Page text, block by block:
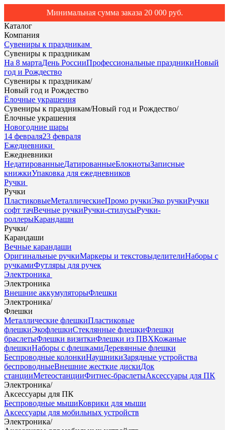
Минимальная сумма заказа 20 000 руб.
Каталог
Компания
Сувениры к праздникам
Сувениры к праздникам
На 8 мартаДень РоссииПрофессиональные праздникиНовый
год и Рождество
Сувениры к праздникам/
Новый год и Рождество
Ёлочные украшения
Сувениры к праздникам/Новый год и Рождество/
Ёлочные украшения
Новогодние шары
14 февраля23 февраля
Ежедневники
Ежедневники
НедатированныеДатированныеБлокнотыЗаписные
книжкиУпаковка для ежедневников
Ручки
Ручки
ПластиковыеМеталлическиеПромо ручкиЭко ручкиРучки
софт тачВечные ручкиРучки-стилусыРучки-
роллерыКарандаши
Ручки/
Карандаши
Вечные карандаши
Оригинальные ручкиМаркеры и текстовыделителиНаборы с
ручкамиФутляры для ручек
Электроника
Электроника
Внешние аккумуляторыФлешки
Электроника/
Флешки
Металлические флешкиПластиковые
флешкиЭкофлешкиСтеклянные флешкиФлешки
браслетыФлешки визиткиФлешки из ПВХКожаные
флешкиНаборы с флешкамиДеревянные флешки
Беспроводные колонкиНаушникиЗарядные устройства
беспроводныеВнешние жесткие дискиДок
станцииМетеостанцииФитнес-браслетыАксессуары для ПК
Электроника/
Аксессуары для ПК
Беспроводные мышиКоврики для мыши
Аксессуары для мобильных устройств
Электроника/